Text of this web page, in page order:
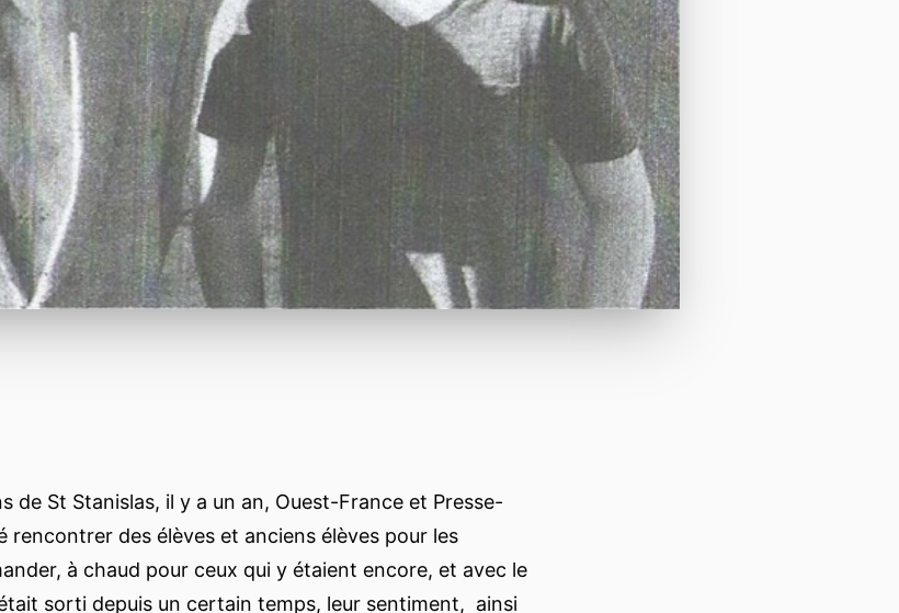
de St Stanislas, il y a un an, Ouest-France et Presse-
rencontrer des élèves et anciens élèves pour les
à chaud pour ceux qui y étaient encore, et avec le
sorti depuis un certain temps, leur sentiment, ainsi